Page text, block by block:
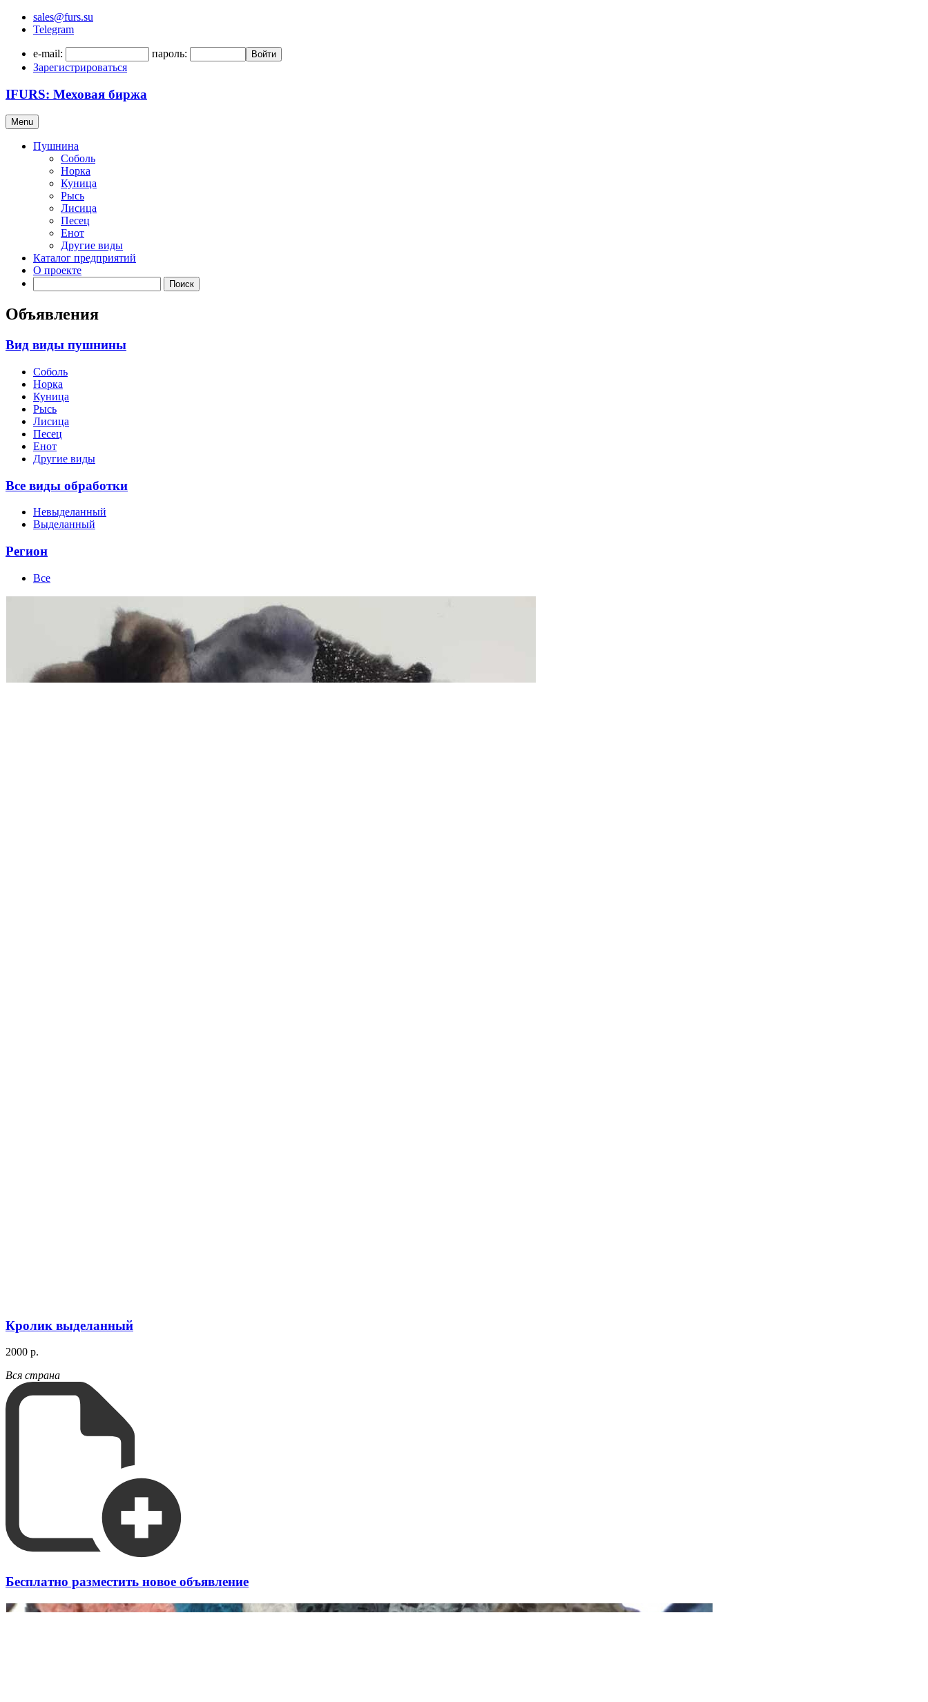
sales@furs.su
Telegram
e-mail: пароль: Войти
Зарегистрироваться
IFURS: Меховая биржа
Menu
Пушнина
Соболь
Норка
Куница
Рысь
Лисица
Песец
Енот
Другие виды
Каталог предприятий
О проекте
Поиск
Объявления
Вид виды пушнины
Соболь
Норка
Куница
Рысь
Лисица
Песец
Енот
Другие виды
Все виды обработки
Невыделанный
Выделанный
Регион
Все
Кролик выделанный
2000 р.
Вся страна
Бесплатно разместить новое объявление